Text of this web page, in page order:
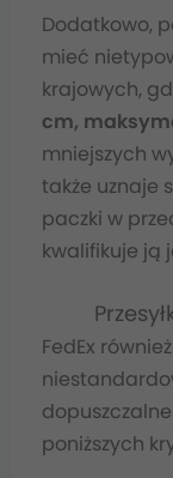
Dodatkowo,
mieć
krajowych,
cm,
mniejszych
także uznaje
paczki w
kwalifikuje ją
FedEx
poniższych